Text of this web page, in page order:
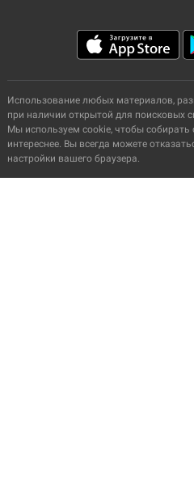
Использование любых материалов,
при наличии открытой для поисковых
Мы используем cookie, чтобы собирать
интереснее. Вы всегда можете
настройки вашего браузера.